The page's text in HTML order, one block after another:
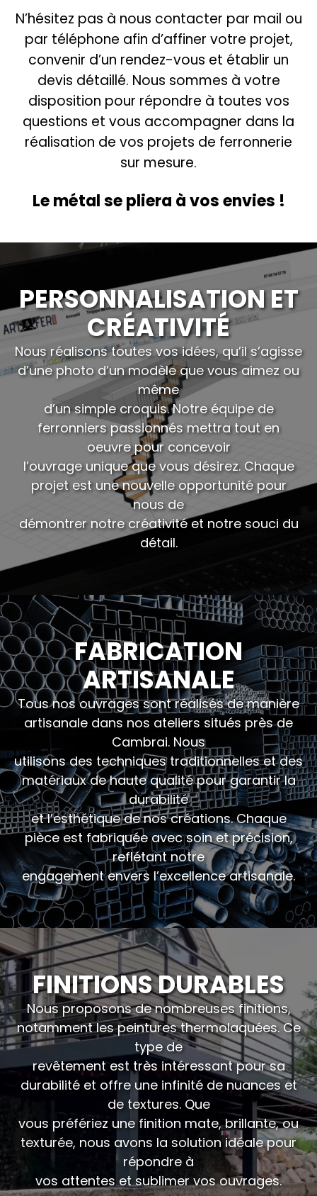
N’hésitez pas à nous contacter par mail ou
par téléphone afin d’affiner votre projet,
convenir d’un rendez-vous et établir un
devis détaillé. Nous sommes à votre
disposition pour répondre à toutes vos
questions et vous accompagner dans la
réalisation de vos projets de ferronnerie
sur mesure.
Lemétalse pliera àvos envies !
PERSONNALISATION ET
CRÉATIVITÉ
Nous réalisons toutes vos idées, qu’il s’agisse
d’une photo d’un modèle que vous aimez ou
même
d’un simple croquis. Notre équipe de
ferronniers passionnés mettra tout en
oeuvre pour concevoir
l’ouvrage unique que vous désirez. Chaque
projet est une nouvelle opportunité pour
nous de
démontrer notre créativité et notre souci du
détail.
FABRICATION
ARTISANALE
Tous nos ouvrages sont réalisés de manière
artisanale dans nos ateliers situés près de
Cambrai. Nous
utilisons des techniques traditionnelles et des
matériaux de haute qualité pour garantir la
durabilité
et l’esthétique de nos créations. Chaque
pièce est fabriquée avec soin et précision,
reflétant notre
engagement envers l’excellence artisanale.
FINITIONS DURABLES
Nous proposons de nombreuses finitions,
notamment les peintures thermolaquées. Ce
type de
revêtement est très intéressant pour sa
durabilité et offre une infinité de nuances et
de textures. Que
vous préfériez une finition mate, brillante, ou
texturée, nous avons la solution idéale pour
répondre à
vos attentes et sublimer vos ouvrages.